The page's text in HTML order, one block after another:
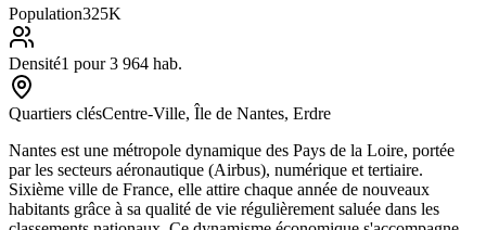
Population325K
Densité1 pour 3 964 hab.
Quartiers clésCentre-Ville, Île de Nantes, Erdre
Nantes est une métropole dynamique des Pays de la Loire, portée
par les secteurs aéronautique (Airbus), numérique et tertiaire.
Sixième ville de France, elle attire chaque année de nouveaux
habitants grâce à sa qualité de vie régulièrement saluée dans les